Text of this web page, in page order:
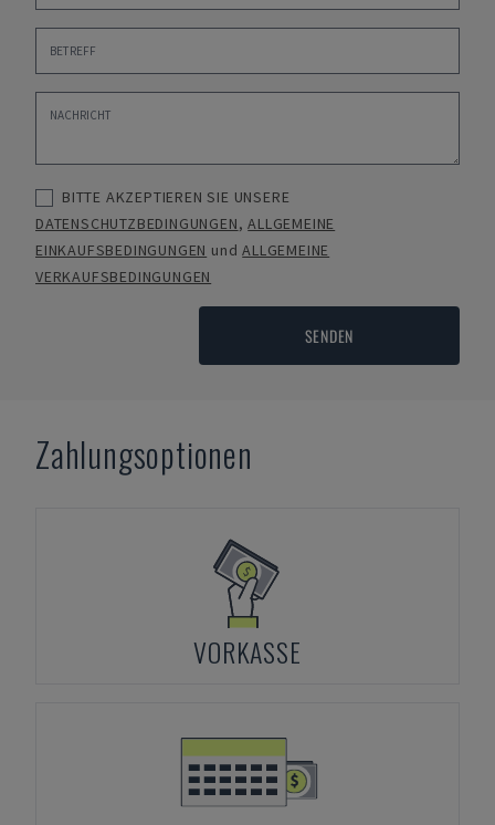
BITTE AKZEPTIEREN SIE UNSERE
DATENSCHUTZBEDINGUNGEN,ALLGEMEINE
EINKAUFSBEDINGUNGEN undALLGEMEINE
VERKAUFSBEDINGUNGEN
SENDEN
Zahlungsoptionen
VORKASSE